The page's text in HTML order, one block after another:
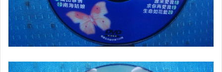
卡拉OK DVD光碟
卡拉OK VCD光碟
DVD演唱會光碟
DVD電影光碟